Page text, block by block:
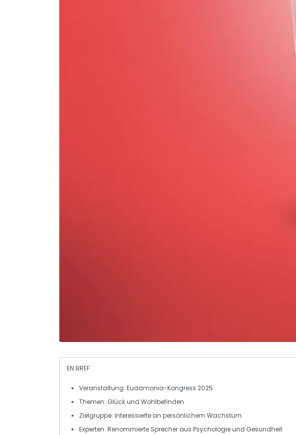
EN BREF
Veranstaltung: Eudämonia-Kongress 2025
Themen: Glück und Wohlbefinden
Zielgruppe: Interessierte an persönlichem Wachstum
Experten: Renommierte Sprecher aus Psychologie und Gesundheit